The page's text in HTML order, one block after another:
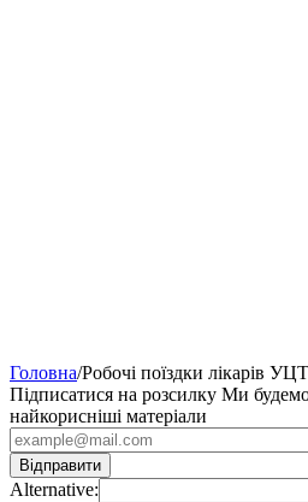
Головна/Робочі поїздки лікарів
Підписатися на розсилку Ми
найкорисніші матеріали
Alternative: